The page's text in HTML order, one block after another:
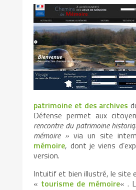
patrimoine et des archives
Défense permet aux
rencontre du patrimoine
mémoire »via un site
mémoire, dont je viens
version.
Intuitif et bien illustré, le site
« tourisme de mémoire« .